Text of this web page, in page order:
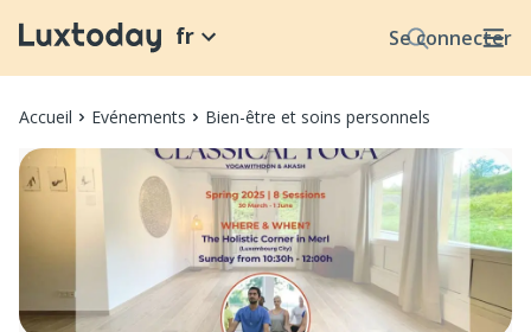
Se connecter
fr
Accueil Evénements Bien-être et soins personnels